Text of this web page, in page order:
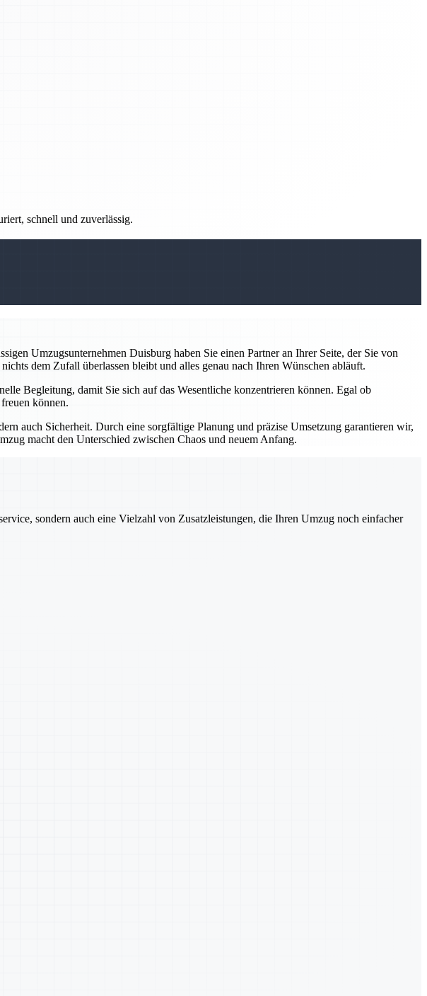
schnell und zuverlässig.
Umzugsunternehmen Duisburg haben Sie einen Partner an Ihrer Seite, der Sie von
dem Zufall überlassen bleibt und alles genau nach Ihren Wünschen abläuft.
Begleitung, damit Sie sich auf das Wesentliche konzentrieren können. Egal ob
können.
auch Sicherheit. Durch eine sorgfältige Planung und präzise Umsetzung garantieren wir,
macht den Unterschied zwischen Chaos und neuem Anfang.
sondern auch eine Vielzahl von Zusatzleistungen, die Ihren Umzug noch einfacher